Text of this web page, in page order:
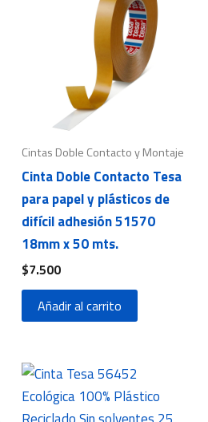
Cintas Doble Contacto y Montaje
Cinta Doble Contacto Tesa
para papel y plásticos de
difícil adhesión 51570
18mm x 50 mts.
$7.500
Añadir al carrito